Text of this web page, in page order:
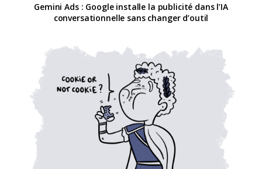
Gemini Ads : Google installe la publicité dans l’IA
conversationnelle sans changer d’outil